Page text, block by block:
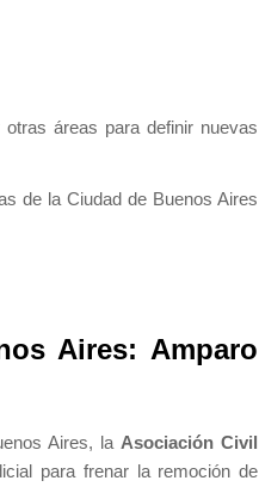
áreas para definir nuevas
de la Ciudad de Buenos Aires
Aires: Amparo
Aires, la Asociación Civil
para frenar la remoción de